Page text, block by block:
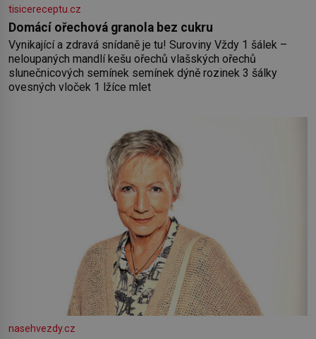
tisicereceptu.cz
Domácí ořechová granola bez cukru
Vynikající a zdravá snídaně je tu! Suroviny Vždy 1 šálek –
neloupaných mandlí kešu ořechů vlašských ořechů
slunečnicových semínek semínek dýně rozinek 3 šálky
ovesných vloček 1 lžíce mlet
nasehvezdy.cz